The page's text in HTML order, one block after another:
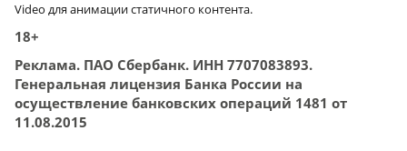
Video для анимации статичного контента.
18+
Реклама. ПАО Сбербанк. ИНН 7707083893.
Генеральная лицензия Банка России на
осуществление банковских операций 1481 от
11.08.2015